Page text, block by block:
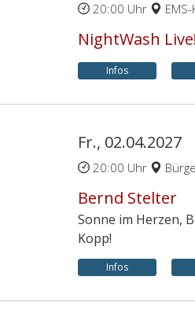
20:00 Uhr EMS-
NightWash
Infos
Fr., 02.04.2027
20:00 Uhr
Bernd Stelter
Sonne im Herzen,
Kopp!
Infos